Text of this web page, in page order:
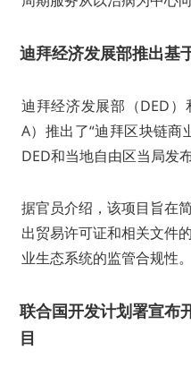
迪拜经济发展部推出基
迪拜经济发展部（DED
A）推出了“迪拜区块链商
DED和当地自由区当局发
据官员介绍，该项目旨在
出贸易许可证和相关文件
业生态系统的监管合规性。
联合国开发计划署宣布
目